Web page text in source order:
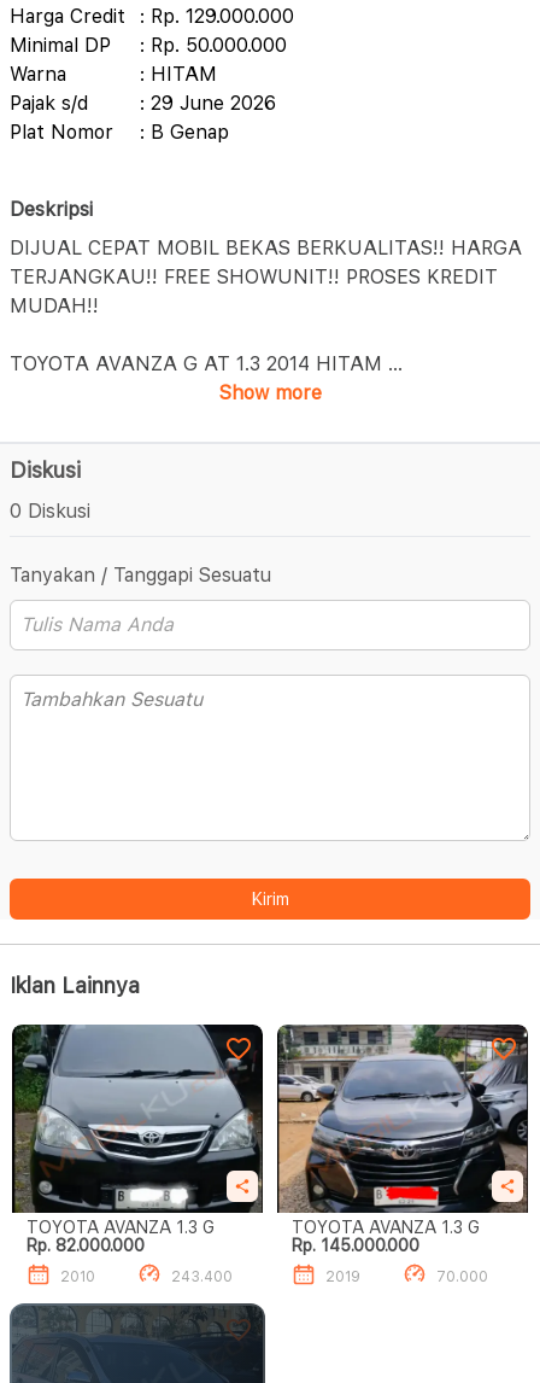
Harga Credit
: Rp. 129.000.000
Minimal DP
: Rp. 50.000.000
Warna
: HITAM
Pajak s/d
: 29 June 2026
Plat Nomor
: B Genap
Deskripsi
DIJUAL CEPAT MOBIL BEKAS BERKUALITAS!! HARGA
TERJANGKAU!! FREE SHOWUNIT!! PROSES KREDIT
MUDAH!!
TOYOTA AVANZA G AT 1.3 2014 HITAM ...
Show more
Diskusi
0 Diskusi
Tanyakan / Tanggapi Sesuatu
Kirim
Iklan Lainnya
TOYOTA AVANZA 1.3 G
Rp. 82.000.000
2010 243.400
TOYOTA AVANZA 1.3 G
Rp. 145.000.000
2019 70.000